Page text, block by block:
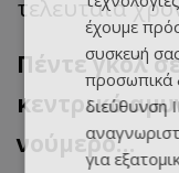
τελευταία
Πέντε γκολ
κεντρικό
νούμερο…
έχουμε
συσκευή
προσωπικά
διεύθυνση
για